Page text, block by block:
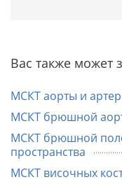
Вас также может
МСКТ аорты и
МСКТ брюшной
МСКТ брюшной
пространства
МСКТ височных